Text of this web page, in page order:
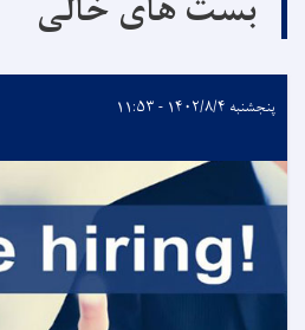
بست های خالی
پنجشنبه ۱۴۰۲/۸/۴ - ۱۱:۵۳